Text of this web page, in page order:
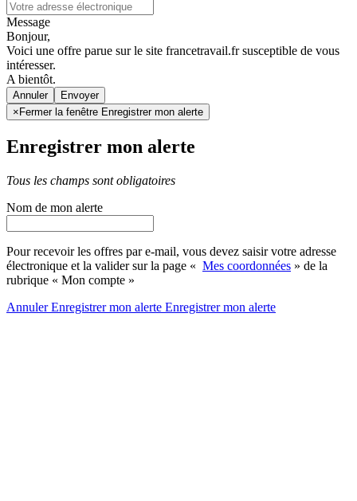
Message
Bonjour,
Voici une offre parue sur le site francetravail.fr susceptible de vous
intéresser.
A bientôt.
Annuler
× Fermer la fenêtre Enregistrer mon alerte
Enregistrer mon alerte
Tous les champs sont obligatoires
Nom de mon alerte
Pour recevoir les offres par e-mail, vous devez saisir votre adresse
électronique et la valider sur la page « Mes coordonnées » de la
rubrique « Mon compte »
AnnulerEnregistrer mon alerte Enregistrermon alerte